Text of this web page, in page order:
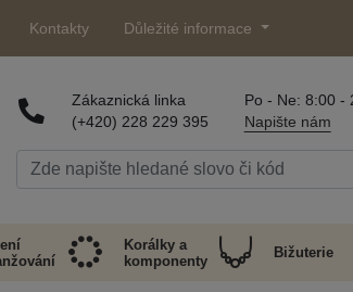
Kontakty Důležité informace
Zákaznická linka
(+420) 228 229 395
Po - Ne: 8:00 -
Napište nám
Korálky a
komponenty
Bižuterie